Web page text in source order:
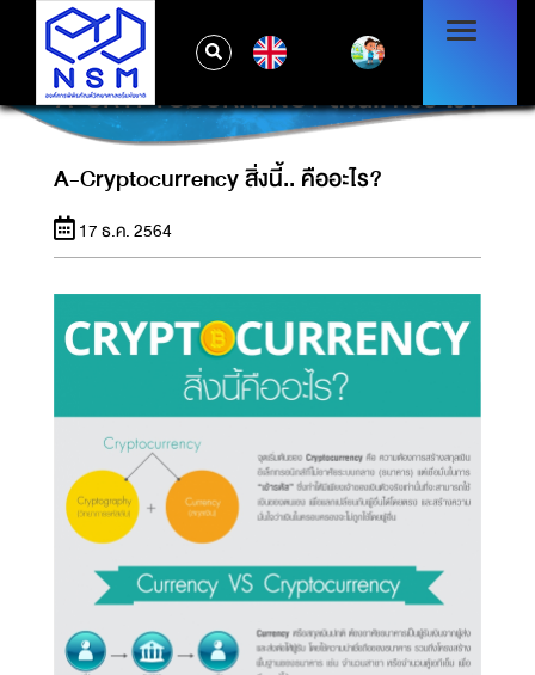
A-CRYPTOCURRENCY สิ่งนี้.. คืออะไร?
A-Cryptocurrency สิ่งนี้.. คืออะไร?
17 ธ.ค. 2564